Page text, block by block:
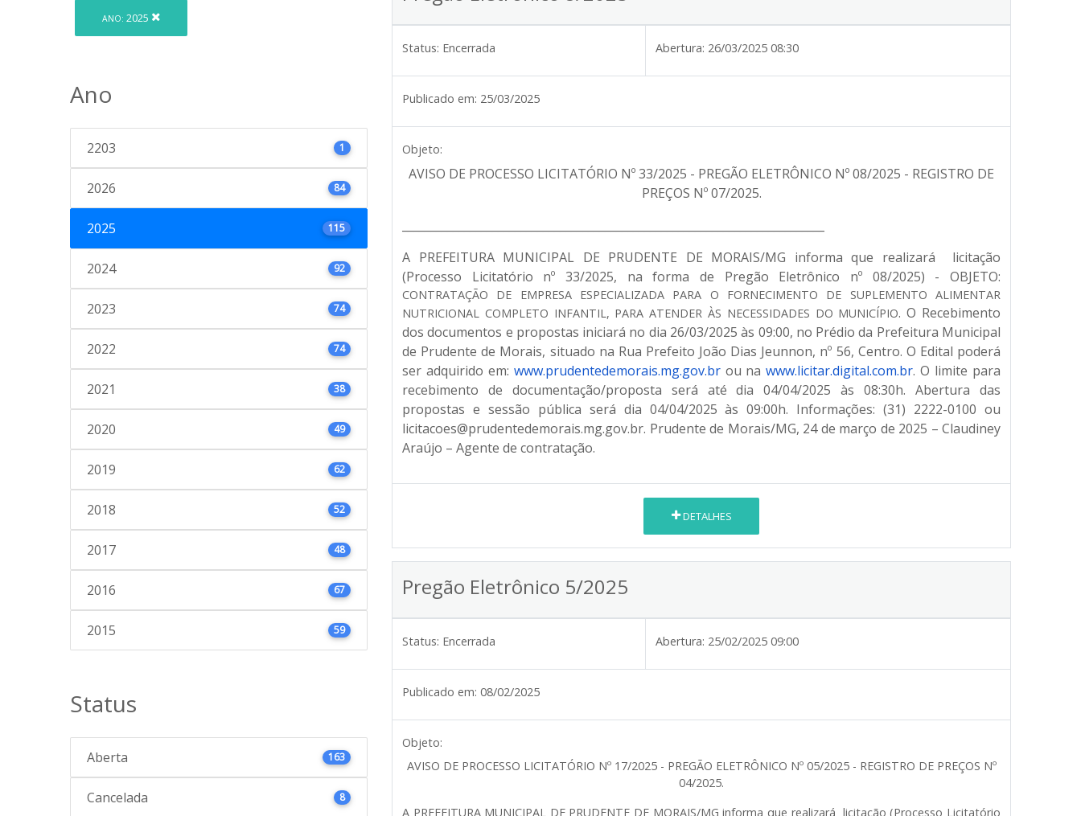
ANO: 2025
Ano
2203 1
2026 84
2025 115
2024 92
2023 74
2022 74
2021 38
2020 49
2019 62
2018 52
2017 48
2016 67
2015 59
Status
Aberta 163
Cancelada 8
Status: Encerrada Abertura: 26/03/2025 08:30
Publicado em: 25/03/2025
Objeto:
AVISO DE PROCESSO LICITATÓRIO Nº 33/2025 - PREGÃO ELETRÔNICO Nº 08/2025 - REGISTRO DE
PREÇOS Nº 07/2025.
A PREFEITURA MUNICIPAL DE PRUDENTE DE MORAIS/MG informa que realizará licitação
(Processo Licitatório nº 33/2025, na forma de Pregão Eletrônico nº 08/2025) - OBJETO:
CONTRATAÇÃO DE EMPRESA ESPECIALIZADA PARA O FORNECIMENTO DE SUPLEMENTO ALIMENTAR
NUTRICIONAL COMPLETO INFANTIL, PARA ATENDER ÀS NECESSIDADES DO MUNICÍPIO. O Recebimento
dos documentos e propostas iniciará no dia 26/03/2025 às 09:00, no Prédio da Prefeitura Municipal
de Prudente de Morais, situado na Rua Prefeito João Dias Jeunnon, nº 56, Centro. O Edital poderá
ser adquirido em: www.prudentedemorais.mg.gov.brou nawww.licitar.digital.com.br. O limite para
recebimento de documentação/proposta será até dia 04/04/2025 às 08:30h. Abertura das
propostas e sessão pública será dia 04/04/2025 às 09:00h. Informações: (31) 2222-0100 ou
licitacoes@prudentedemorais.mg.gov.br. Prudente de Morais/MG, 24 de março de 2025 – Claudiney
Araújo – Agente de contratação.
DETALHES
Pregão Eletrônico 5/2025
Status: Encerrada Abertura: 25/02/2025 09:00
Publicado em: 08/02/2025
Objeto:
AVISO DE PROCESSO LICITATÓRIO Nº 17/2025 - PREGÃO ELETRÔNICO Nº 05/2025 - REGISTRO DE PREÇOS Nº
04/2025.
A PREFEITURA MUNICIPAL DE PRUDENTE DE MORAIS/MG informa que realizará licitação (Processo Licitatório